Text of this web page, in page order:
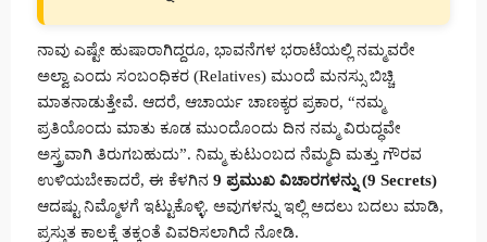
ನಾವು ಎಷ್ಟೇ ಹುಷಾರಾಗಿದ್ದರೂ, ಭಾವನೆಗಳ ಭರಾಟೆಯಲ್ಲಿ ನಮ್ಮವರೇ
ಅಲ್ವಾ ಎಂದು ಸಂಬಂಧಿಕರ (Relatives) ಮುಂದೆ ಮನಸ್ಸು ಬಿಚ್ಚಿ
ಮಾತನಾಡುತ್ತೇವೆ. ಆದರೆ, ಆಚಾರ್ಯ ಚಾಣಕ್ಯರ ಪ್ರಕಾರ, “ನಮ್ಮ
ಪ್ರತಿಯೊಂದು ಮಾತು ಕೂಡ ಮುಂದೊಂದು ದಿನ ನಮ್ಮ ವಿರುದ್ಧವೇ
ಅಸ್ತ್ರವಾಗಿ ತಿರುಗಬಹುದು”. ನಿಮ್ಮ ಕುಟುಂಬದ ನೆಮ್ಮದಿ ಮತ್ತು ಗೌರವ
ಉಳಿಯಬೇಕಾದರೆ, ಈ ಕೆಳಗಿನ 9 ಪ್ರಮುಖ ವಿಚಾರಗಳನ್ನು (9 Secrets)
ಆದಷ್ಟು ನಿಮ್ಮೊಳಗೆ ಇಟ್ಟುಕೊಳ್ಳಿ. ಅವುಗಳನ್ನು ಇಲ್ಲಿ ಅದಲು ಬದಲು ಮಾಡಿ,
ಪ್ರಸ್ತುತ ಕಾಲಕ್ಕೆ ತಕ್ಕಂತೆ ವಿವರಿಸಲಾಗಿದೆ ನೋಡಿ.